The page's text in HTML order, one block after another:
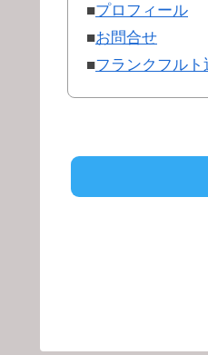
■プロフィール
■お問合せ
■フランクフル